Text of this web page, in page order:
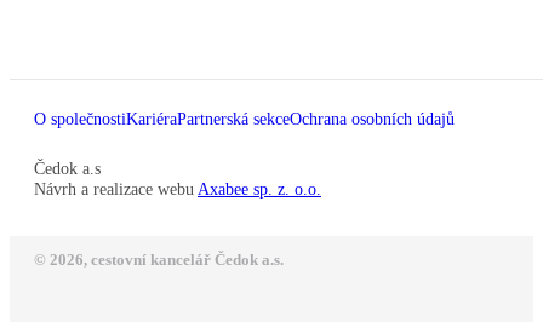
O společnostiKariéraPartnerská sekceOchrana osobních údajů
Čedok a.s
Návrh a realizace webu Axabee sp. z. o.o.
© 2026, cestovní kancelář Čedok a.s.